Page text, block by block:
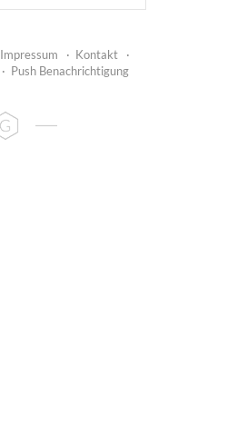
Impressum · Kontakt
·
· Push Benachrichtigung